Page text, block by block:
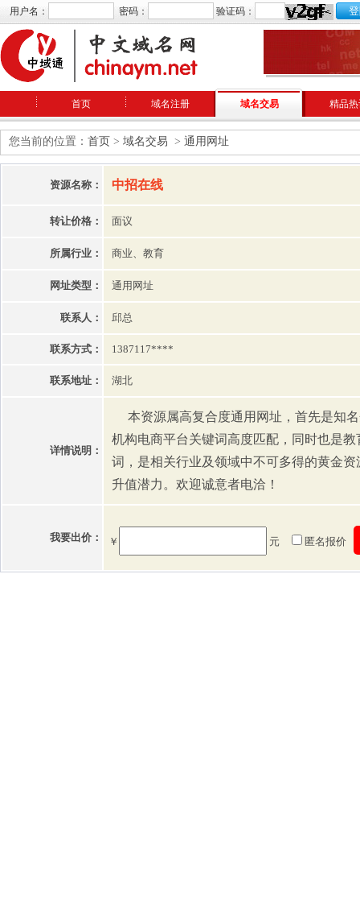
用户名： 密码： 验证码：
首页 域名注册 域名交易 精品
您当前的位置： 首页 > 域名交易 > 通用网址
资源名称： 中招在线
转让价格： 面议
所属行业： 商业、教育
网址类型： 通用网址
联系人： 邱总
联系方式： 1387117****
联系地址： 湖北
详情说明：
本资源属高复合度通用网址，首先是知
机构电商平台关键词高度匹配，同时也是
词，是相关行业及领域中不可多得的黄金
升值潜力。欢迎诚意者电洽！
我要出价： ￥ 元 匿名报价